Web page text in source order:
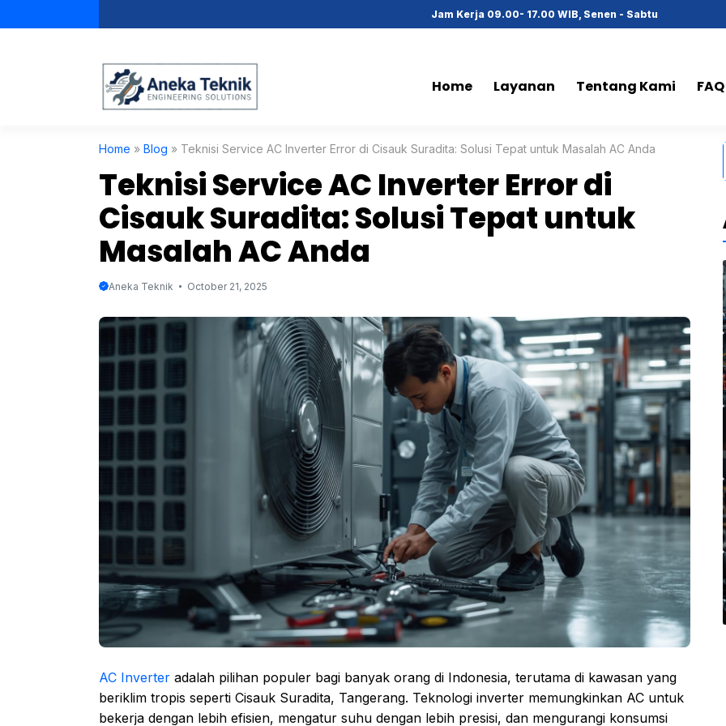
to
Jam Kerja 09.00- 17.00 WIB, Senen - Sabtu
Home Layanan Tentang Kami FAQ
Home » Blog » Teknisi Service AC Inverter Error di Cisauk Suradita: Solusi Tepat untuk Masalah AC Anda
Teknisi Service AC Inverter Error di
Cisauk Suradita: Solusi Tepat untuk
Masalah AC Anda
Aneka Teknik October 21, 2025
AC Inverter adalah pilihan populer bagi banyak orang di Indonesia, terutama di kawasan yang
beriklim tropis seperti Cisauk Suradita, Tangerang. Teknologi inverter memungkinkan AC untuk
bekerja dengan lebih efisien, mengatur suhu dengan lebih presisi, dan mengurangi konsumsi